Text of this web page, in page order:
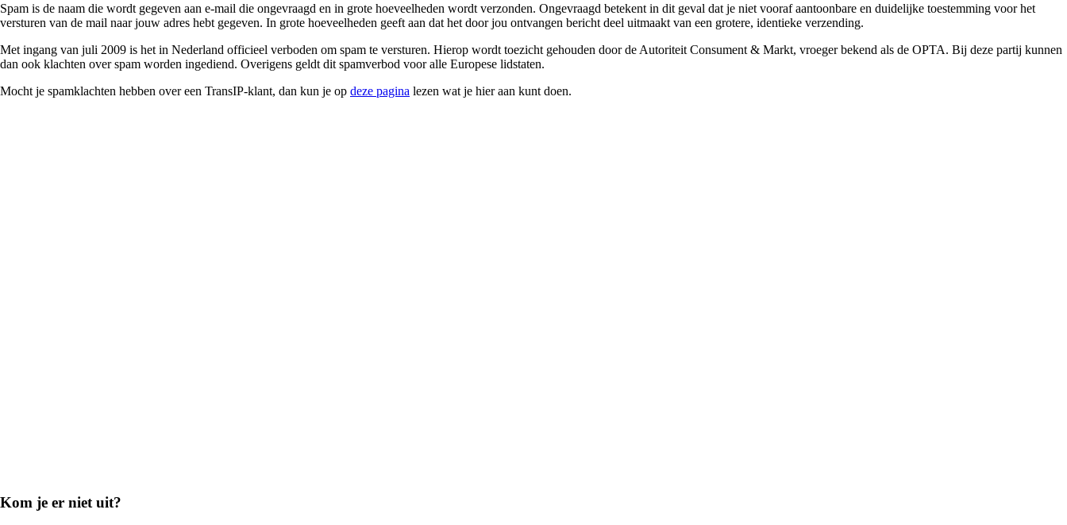
Spam is de naam die wordt gegeven aan e-mail die ongevraagd en in grote hoeveelheden wordt verzonden. Ongevraagd betekent in dit geval dat je niet vooraf aantoonbare en duidelijke toestemming voor het
versturen van de mail naar jouw adres hebt gegeven. In grote hoeveelheden geeft aan dat het door jou ontvangen bericht deel uitmaakt van een grotere, identieke verzending.
Met ingang van juli 2009 is het in Nederland officieel verboden om spam te versturen. Hierop wordt toezicht gehouden door de Autoriteit Consument & Markt, vroeger bekend als de OPTA. Bij deze partij kunnen
dan ook klachten over spam worden ingediend. Overigens geldt dit spamverbod voor alle Europese lidstaten.
Mocht je spamklachten hebben over een TransIP-klant, dan kun je op deze pagina lezen wat je hier aan kunt doen.
Kom je er niet uit?